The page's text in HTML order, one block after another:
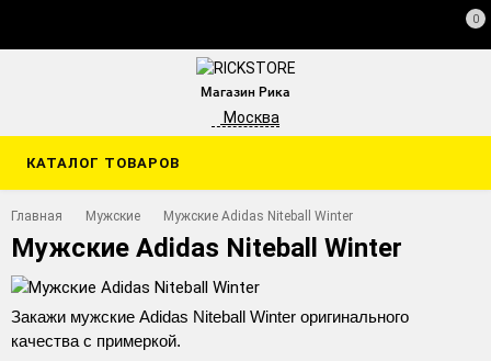
0
Магазин Рика
Москва
КАТАЛОГ ТОВАРОВ
Главная Мужские Мужские Adidas Niteball Winter
Мужские Adidas Niteball Winter
Закажи мужские Adidas Niteball Winter оригинального
качества с примеркой.